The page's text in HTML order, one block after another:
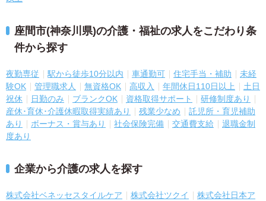
座間市(神奈川県)の介護・福祉の求人をこだわり条
件から探す
夜勤専従 駅から徒歩10分以内 車通勤可 住宅手当・補助
未経
験OK
管理職求人 無資格OK 高収入 年間休日110日以上
土日
祝休
日勤のみ ブランクOK 資格取得サポート
研修制度あり
産休･育休･介護休暇取得実績あり
残業少なめ
託児所・育児補助
あり
ボーナス・賞与あり 社会保険完備 交通費支給
退職金制
度あり
企業から介護の求人を探す
株式会社ベネッセスタイルケア 株式会社ツクイ
株式会社日本ア